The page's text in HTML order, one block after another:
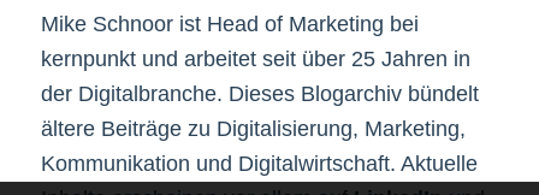
Mike Schnoor ist Head of Marketing bei
kernpunkt und arbeitet seit über 25 Jahren in
der Digitalbranche. Dieses Blogarchiv bündelt
ältere Beiträge zu Digitalisierung, Marketing,
Kommunikation und Digitalwirtschaft. Aktuelle